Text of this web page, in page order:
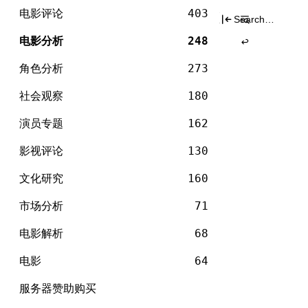
Skip
content
电影评论 403
电影分析 248
角色分析 273
社会观察 180
演员专题 162
影视评论 130
文化研究 160
市场分析 71
电影解析 68
电影 64
服务器赞助购买
Search
分类：